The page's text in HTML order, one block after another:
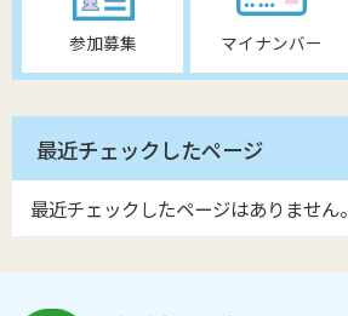
参加募集 マイナンバー
最近チェックしたページ
最近チェックしたページはありません。